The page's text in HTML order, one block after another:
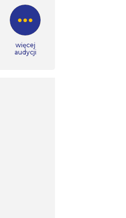
więcej
audycji